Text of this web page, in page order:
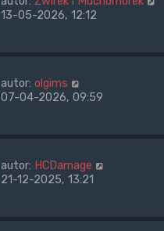
13-05-2026, 12:12
autor: olgims
07-04-2026, 09:59
autor: HCDamage
21-12-2025, 13:21